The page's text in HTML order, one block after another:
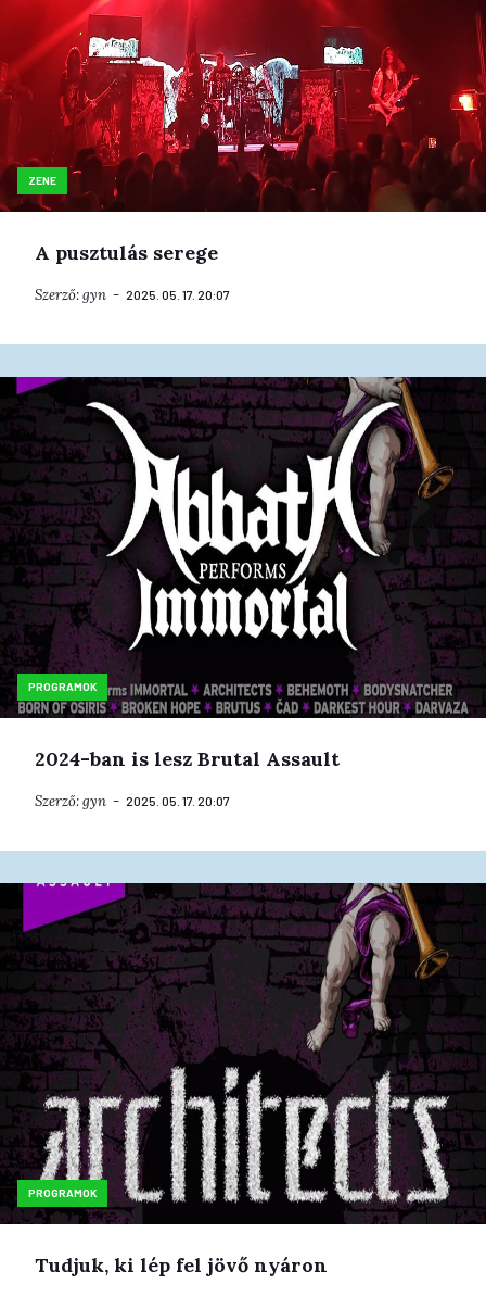
ZENE
A pusztulás serege
Szerző:gyn 2025. 05. 17. 20:07
PROGRAMOK
2024-ban is lesz Brutal Assault
Szerző:gyn 2025. 05. 17. 20:07
PROGRAMOK
Tudjuk, ki lép fel jövő nyáron